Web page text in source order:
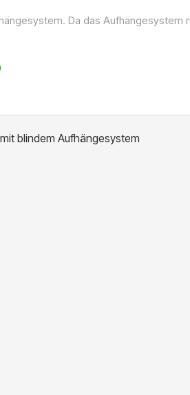
Da das Aufhängesystem